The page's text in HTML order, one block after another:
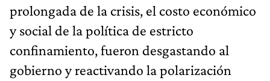
prolongada de la crisis, el costo económico
y social de la política de estricto
confinamiento, fueron desgastando al
gobierno y reactivando la polarización